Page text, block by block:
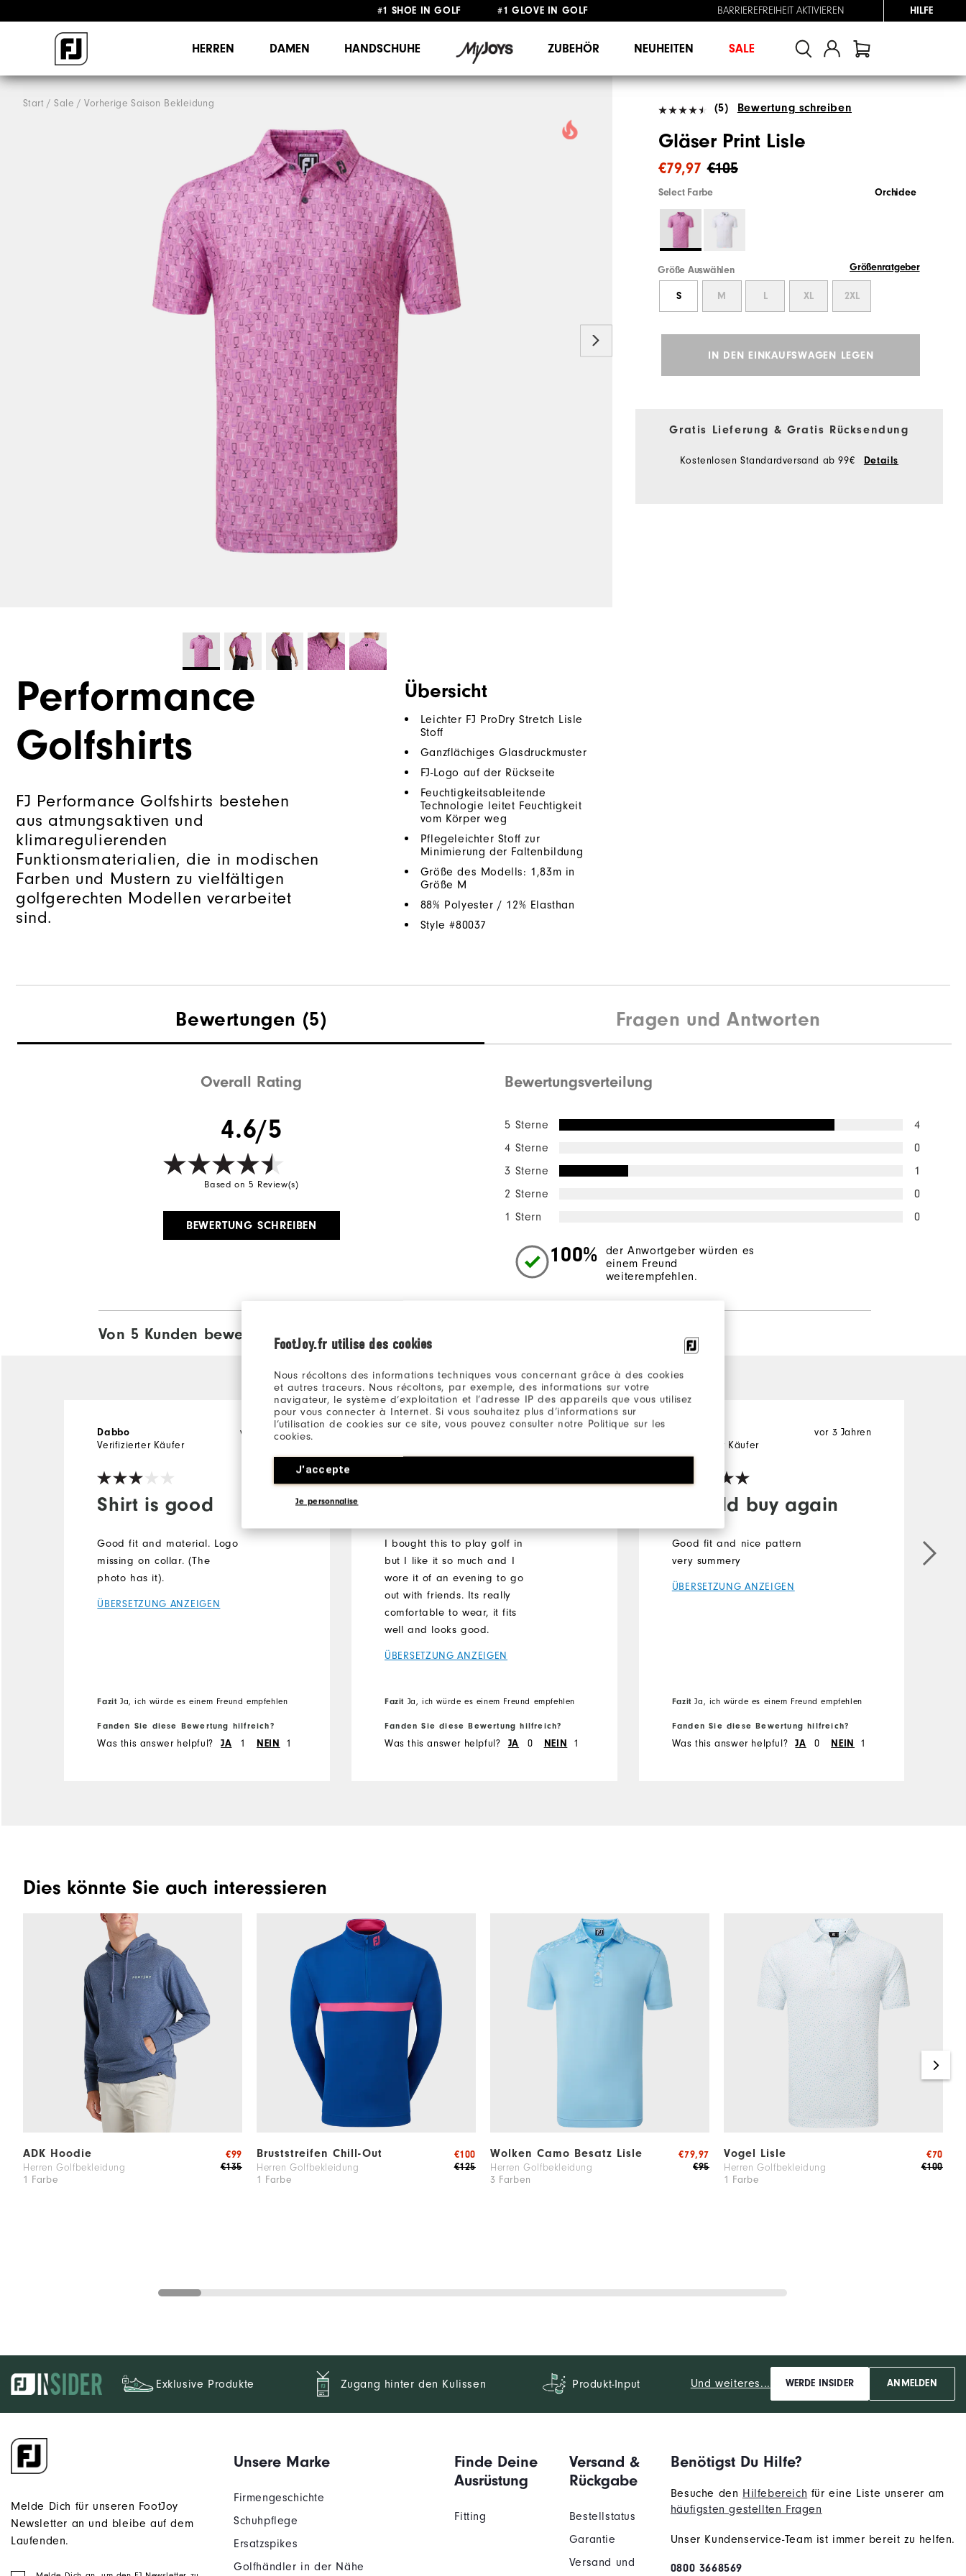
FootJoy.fr utilise des cookies
Nous récoltons des informations techniques vous concernant grâce à des cookies
et autres traceurs. Nous récoltons, par exemple, des informations sur votre
navigateur, le système d’exploitation et l’adresse IP des appareils que vous utilisez
pour vous connecter à Internet. Si vous souhaitez plus d’informations sur
l’utilisation de cookies sur ce site, vous pouvez consulter notre Politique sur les
cookies.
J'accepte
Je personnalise
#1 SHOE IN GOLF #1 GLOVE IN GOLF
BARRIEREFREIHEIT AKTIVIEREN HILFE
HERREN DAMEN HANDSCHUHE ZUBEHÖR NEUHEITEN SALE
Start Sale Vorherige Saison Bekleidung (5) Bewertung schreiben
Gläser Print Lisle
€105
€79,97
Select Farbe Orchidee
Größe Auswählen Größenratgeber
S M L XL 2XL
IN DEN EINKAUFSWAGEN LEGEN
Gratis Lieferung & Gratis Rücksendung
Kostenlosen Standardversand ab 99€ Details
Performance
Golfshirts
FJ Performance Golfshirts bestehen
aus atmungsaktiven und
klimaregulierenden
Funktionsmaterialien, die in modischen
Farben und Mustern zu vielfältigen
golfgerechten Modellen verarbeitet
sind.
Übersicht
Leichter FJ ProDry Stretch Lisle
Stoff
Ganzflächiges Glasdruckmuster
FJ-Logo auf der Rückseite
Feuchtigkeitsableitende
Technologie leitet Feuchtigkeit
vom Körper weg
Pflegeleichter Stoff zur
Minimierung der Faltenbildung
Größe des Modells: 1,83m in
Größe M
88% Polyester / 12% Elasthan
Style #80037
Bewertungen (5) Fragen und Antworten
Overall Rating
4.6/5
Based on 5 Review(s)
BEWERTUNG SCHREIBEN
Bewertungsverteilung
5 Sterne
4
4 Sterne
0
3 Sterne
1
2 Sterne
0
1 Stern
0
100%
der Anwortgeber würden es
einem Freund
weiterempfehlen.
Von 5 Kunden bewertet
Shirt is good
vor 3 Jahren
Dabbo
Verifizierter Käufer
Good fit and material. Logo
missing on collar. (The
photo has it).
ÜBERSETZUNG ANZEIGEN
Fazit Ja, ich würde es einem Freund empfehlen
Fanden Sie diese Bewertung hilfreich?
Was this answer helpful? JA 1 NEIN 1
I bought this to play golf in
but I like it so much and I
wore it of an evening to go
out with friends. Its really
comfortable to wear, it fits
well and looks good.
ÜBERSETZUNG ANZEIGEN
Fazit Ja, ich würde es einem Freund empfehlen
Fanden Sie diese Bewertung hilfreich?
Was this answer helpful? JA 0 NEIN 1
I would buy again
vor 3 Jahren
Verifizierter Käufer
Good fit and nice pattern
very summery
ÜBERSETZUNG ANZEIGEN
Fazit Ja, ich würde es einem Freund empfehlen
Fanden Sie diese Bewertung hilfreich?
Was this answer helpful? JA 0 NEIN 1
Dies könnte Sie auch interessieren
ADK Hoodie
Herren Golfbekleidung
1 Farbe
€135
€99 Bruststreifen Chill-Out
Herren Golfbekleidung
1 Farbe
€125
€100 Wolken Camo Besatz Lisle
Herren Golfbekleidung
3 Farben
€95
€79,97 Vogel Lisle
Herren Golfbekleidung
1 Farbe
€100
€70
Exklusive Produkte Zugang hinter den Kulissen Produkt-Input Und weiteres... WERDE INSIDER ANMELDEN
Melde Dich für unseren FootJoy
Newsletter an und bleibe auf dem
Laufenden.
Unsere Marke
Firmengeschichte
Schuhpflege
Ersatzspikes
Golfhändler in der Nähe
Finde Deine
Ausrüstung
Fitting
Versand &
Rückgabe
Bestellstatus
Garantie
Versand und
Benötigst Du Hilfe?
Besuche den Hilfebereich für eine Liste unserer am
häufigsten gestellten Fragen
Unser Kundenservice-Team ist immer bereit zu helfen.
0800 3668569